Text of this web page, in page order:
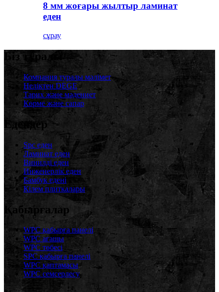
8 мм жоғары жылтыр ламинат
еден
сұрау
Біз туралы
Компания туралы мәлімет
Неліктен DEGE
Тарих және мәдениет
Көрме және сапар
Едендер
Spc еден
Ламинат еден
Винилді еден
Инженерлік еден
Бамбук едені
Кілем плиткалары
Қабырғалар
WPC қабырға панелі
WPC ағашы
WPC төбесі
SPC қабырға панелі
WPC қаптамасы
WPC семсерлесу